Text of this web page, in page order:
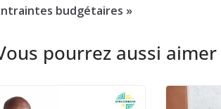
budgétaires »
pourrez aussi aimer